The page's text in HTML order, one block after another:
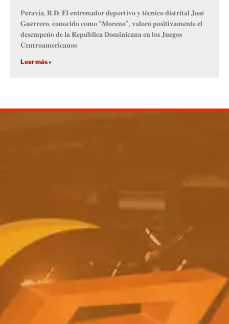
𝐏𝐞𝐫𝐚𝐯𝐢𝐚, 𝐑.𝐃. 𝐄𝐥 𝐞𝐧𝐭𝐫𝐞𝐧𝐚𝐝𝐨𝐫 𝐝𝐞𝐩𝐨𝐫𝐭𝐢𝐯𝐨 𝐲 𝐭𝐞́𝐜𝐧𝐢𝐜𝐨 𝐝𝐢𝐬𝐭𝐫𝐢𝐭𝐚𝐥 𝐉𝐨𝐬𝐞́
𝐆𝐮𝐞𝐫𝐫𝐞𝐫𝐨, 𝐜𝐨𝐧𝐨𝐜𝐢𝐝𝐨 𝐜𝐨𝐦𝐨 “𝐌𝐨𝐫𝐞𝐧𝐨”, 𝐯𝐚𝐥𝐨𝐫𝐨́ 𝐩𝐨𝐬𝐢𝐭𝐢𝐯𝐚𝐦𝐞𝐧𝐭𝐞 𝐞𝐥
𝐝𝐞𝐬𝐞𝐦𝐩𝐞𝐧̃𝐨 𝐝𝐞 𝐥𝐚 𝐑𝐞𝐩𝐮́𝐛𝐥𝐢𝐜𝐚 𝐃𝐨𝐦𝐢𝐧𝐢𝐜𝐚𝐧𝐚 𝐞𝐧 𝐥𝐨𝐬 𝐉𝐮𝐞𝐠𝐨𝐬
𝐂𝐞𝐧𝐭𝐫𝐨𝐚𝐦𝐞𝐫𝐢𝐜𝐚𝐧𝐨𝐬
Leer más »